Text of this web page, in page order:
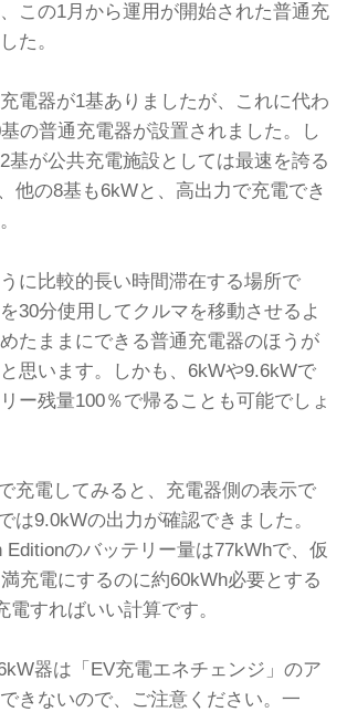
この1月から運用が開始された普通充
た。
電器が1基ありましたが、これに代わ
の普通充電器が設置されました。し
基が公共充電施設としては最速を誇る
他の8基も6kWと、高出力で充電でき
に比較的長い時間滞在する場所で
30分使用してクルマを移動させるよ
たままにできる普通充電器のほうが
思います。しかも、6kWや9.6kWで
ー残量100％で帰ることも可能でしょ
充電してみると、充電器側の表示で
は9.0kWの出力が確認できました。
Editionのバッテリー量は77kWhで、仮
充電にするのに約60kWh必要とする
電すればいい計算です。
器は「EV充電エネチェンジ」のア
きないので、ご注意ください。一